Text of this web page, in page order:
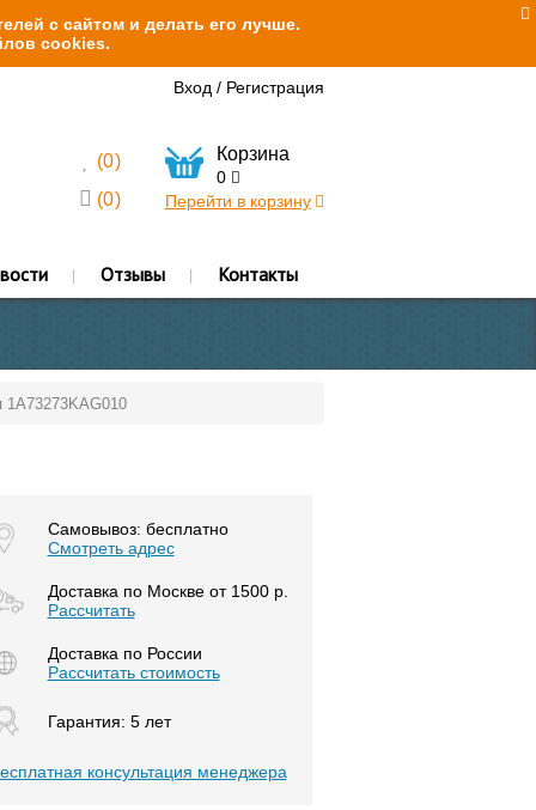
с сайтом и делать его лучше.
cookies.
Вход / Регистрация
(0)
(0)
Корзина
0
Перейти в корзину
Отзывы Контакты
1A73273KAG010
Самовывоз: бесплатно
Смотреть адрес
Доставка по Москве от 1500 р.
Расcчитать
Доставка по России
Рассчитать стоимость
Гарантия: 5 лет
консультация менеджера